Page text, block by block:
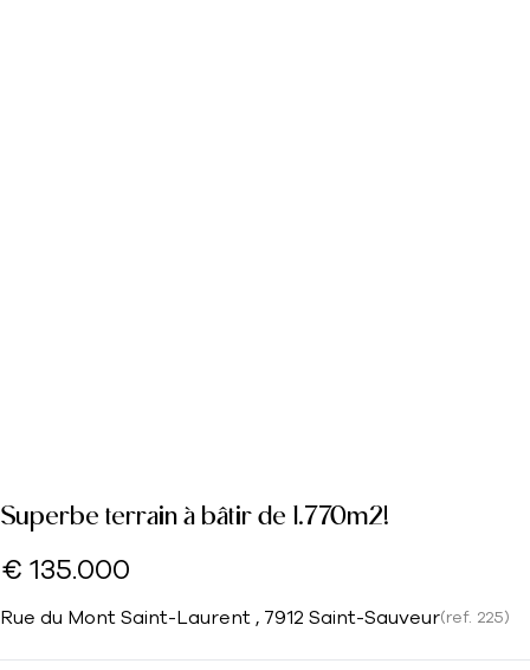
Superbe terrain à bâtir de 1.770m2!
€ 135.000
Rue du Mont Saint-Laurent , 7912 Saint-Sauveur(ref. 225)